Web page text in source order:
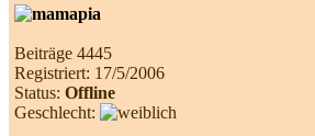
Beiträge 4445
Registriert: 17/5/2006
Status: Offline
Geschlecht: